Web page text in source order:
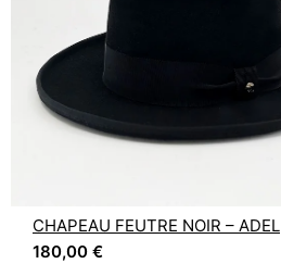
CHAPEAU FEUTRE NOIR – ADEL
180,00 €